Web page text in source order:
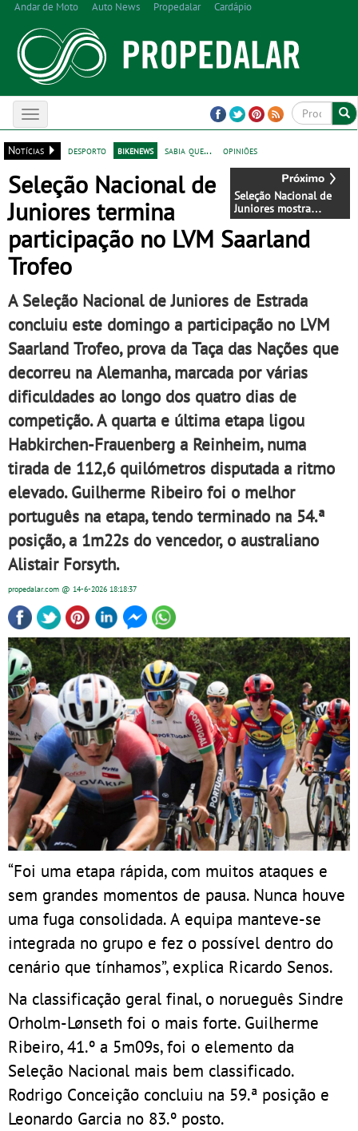
Andar de Moto Auto News Propedalar Cardápio
Toggle
navigation
Notícias
desporto bikenews sabia que... opiniões
Seleção Nacional de
Juniores mostra
ambição no arranque
do LVM Saarland
Trofeo
Seleção Nacional de
Juniores termina
participação no LVM Saarland
Trofeo
A Seleção Nacional de Juniores de Estrada
concluiu este domingo a participação no LVM
Saarland Trofeo, prova da Taça das Nações que
decorreu na Alemanha, marcada por várias
dificuldades ao longo dos quatro dias de
competição. A quarta e última etapa ligou
Habkirchen-Frauenberg a Reinheim, numa
tirada de 112,6 quilómetros disputada a ritmo
elevado. Guilherme Ribeiro foi o melhor
português na etapa, tendo terminado na 54.ª
posição, a 1m22s do vencedor, o australiano
Alistair Forsyth.
propedalar.com @ 14-6-2026 18:18:37
“Foi uma etapa rápida, com muitos ataques e
sem grandes momentos de pausa. Nunca houve
uma fuga consolidada. A equipa manteve-se
integrada no grupo e fez o possível dentro do
cenário que tínhamos”, explica Ricardo Senos.
Na classificação geral final, o norueguês Sindre
Orholm-Lønseth foi o mais forte. Guilherme
Ribeiro, 41.º a 5m09s, foi o elemento da
Seleção Nacional mais bem classificado.
Rodrigo Conceição concluiu na 59.ª posição e
Leonardo Garcia no 83.º posto.